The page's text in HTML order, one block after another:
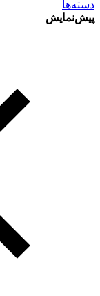
دسته‌ها
پیش‌نمایش